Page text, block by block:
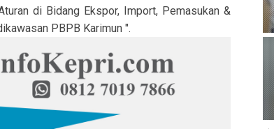
di Bidang Ekspor, Import, Pemasukan &
PBPB Karimun ".